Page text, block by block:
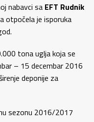
nabavci sa EFT Rudnik
otpočela je isporuka
tona uglja koja se
– 15 decembar 2016
deponije za
sezonu 2016/2017